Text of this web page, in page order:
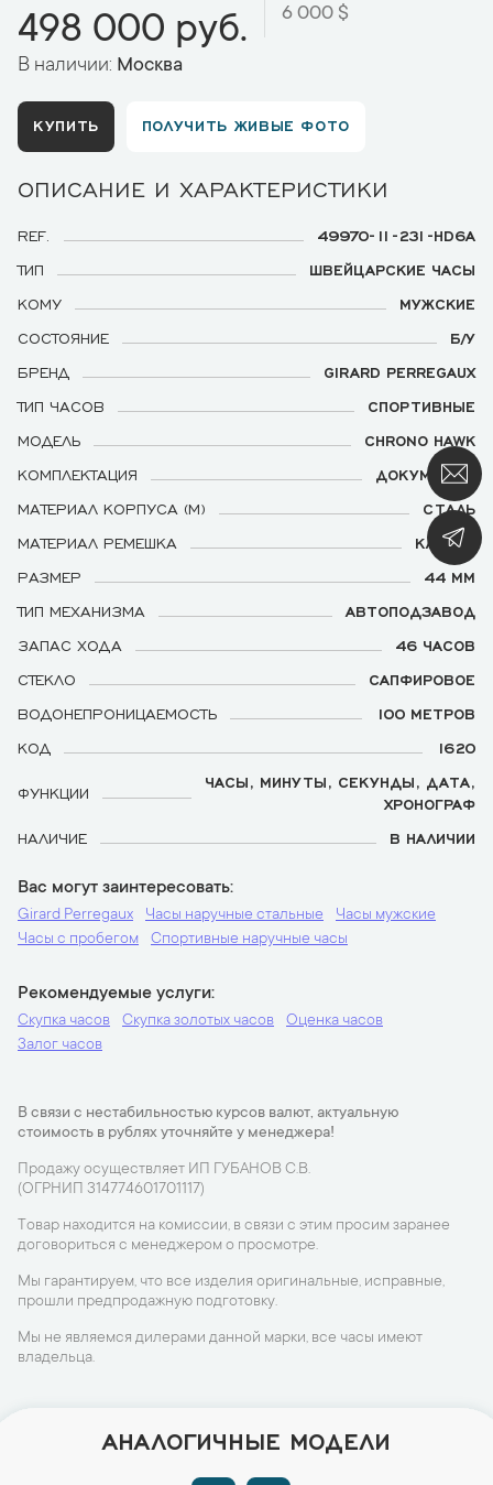
498 000 руб. 6 000 $
В наличии: Москва
КУПИТЬ ПОЛУЧИТЬ ЖИВЫЕ ФОТО
ОПИСАНИЕ И ХАРАКТЕРИСТИКИ
REF.
49970-11-231-HD6A
ТИП
ШВЕЙЦАРСКИЕ ЧАСЫ
КОМУ
МУЖСКИЕ
СОСТОЯНИЕ
Б/У
БРЕНД
GIRARD PERREGAUX
ТИП ЧАСОВ
СПОРТИВНЫЕ
МОДЕЛЬ
CHRONO HAWK
КОМПЛЕКТАЦИЯ
ДОКУМЕНТЫ
МАТЕРИАЛ КОРПУСА (М)
СТАЛЬ
МАТЕРИАЛ РЕМЕШКА
КАУЧУК
РАЗМЕР
44 ММ
ТИП МЕХАНИЗМА
АВТОПОДЗАВОД
ЗАПАС ХОДА
46 ЧАСОВ
СТЕКЛО
САПФИРОВОЕ
ВОДОНЕПРОНИЦАЕМОСТЬ
100 МЕТРОВ
КОД
1620
ФУНКЦИИ
ЧАСЫ, МИНУТЫ, СЕКУНДЫ, ДАТА,
ХРОНОГРАФ
НАЛИЧИЕ
В НАЛИЧИИ
Вас могут заинтересовать
Girard Perregaux Часы наручные стальные
Часы мужские
Часы с пробегом
Спортивные наручные часы
Рекомендуемые услуги
Скупка часов Скупка золотых часов
Оценка часов
Залог часов
В связи с нестабильностью курсов валют, актуальную
стоимость в рублях уточняйте у менеджера!
Продажу осуществляет ИП ГУБАНОВ С.В.
(ОГРНИП 314774601701117)
Товар находится на комиссии, в связи с этим просим заранее
договориться с менеджером о просмотре.
Мы гарантируем, что все изделия оригинальные, исправные,
прошли предпродажную подготовку.
Мы не являемся дилерами данной марки, все часы имеют
владельца.
АНАЛОГИЧНЫЕ МОДЕЛИ